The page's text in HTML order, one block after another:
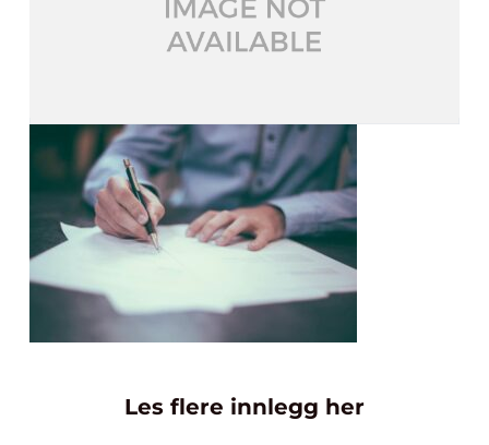
Les flere innlegg her